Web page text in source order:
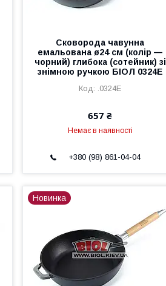
Сковорода чавунна
емальована ø24 см (колір —
чорний) глибока (сотейник) зі
знімною ручкою БІОЛ 0324E
.0324E
657 ₴
Немає в наявності
+380 (98) 861-04-04
Новинка